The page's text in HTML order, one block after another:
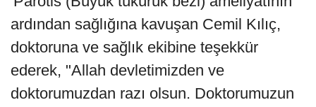
ardından sağlığına kavuşan Cemil Kılıç,
doktoruna ve sağlık ekibine teşekkür
ederek, "Allah devletimizden ve
doktorumuzdan razı olsun. Doktorumuzun